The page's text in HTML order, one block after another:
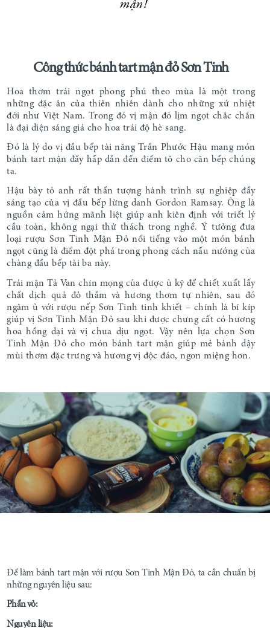
mận!
Công thức bánh tart mận đỏ Sơn Tinh
Hoa thơm trái ngọt phong phú theo mùa là một trong
những đặc ân của thiên nhiên dành cho những xứ nhiệt
đới như Việt Nam. Trong đó vị mận đỏ lịm ngọt chắc chắn
là đại diện sáng giá cho hoa trái độ hè sang.
Đó là lý do vị đầu bếp tài năng Trần Phước Hậu mang món
bánh tart mận đầy hấp dẫn đến điểm tô cho căn bếp chúng
ta.
Hậu bày tỏ anh rất thần tượng hành trình sự nghiệp đầy
sáng tạo của vị đầu bếp lừng danh Gordon Ramsay. Ông là
nguồn cảm hứng mãnh liệt giúp anh kiên định với triết lý
cầu toàn, không ngại thử thách trong nghề. Ý tưởng đưa
loại rượu Sơn Tinh Mận Đỏ nổi tiếng vào một món bánh
ngọt cũng là điểm đột phá trong phong cách nấu nướng của
chàng đầu bếp tài ba này.
Trái mận Tả Van chín mọng của được ủ kỹ để chiết xuất lấy
chất dịch quả đỏ thẫm và hương thơm tự nhiên, sau đó
ngâm ủ với rượu nếp Sơn Tinh tinh khiết – chính là bí kíp
giúp vị Sơn Tinh Mận Đỏ sau khi được chưng cất có hương
hoa hồng dại và vị chua dịu ngọt. Vậy nên lựa chọn Sơn
Tinh Mận Đỏ cho món bánh tart mận giúp mẻ bánh dậy
mùi thơm đặc trưng và hương vị độc đáo, ngon miệng hơn.
Để làm bánh tart mận với rượu Sơn Tinh Mận Đỏ, ta cần chuẩn bị
những nguyên liệu sau:
Phần vỏ:
Nguyên liệu: